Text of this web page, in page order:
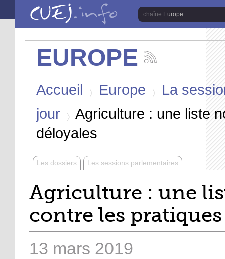
Aller au contenu principal
Europe
EUROPE
les
de
la
Accueil Europe
La
jour
Agriculture : une liste
déloyales
Les dossiers Les sessions parlementaires
Agriculture : une
contre les
13 mars 2019